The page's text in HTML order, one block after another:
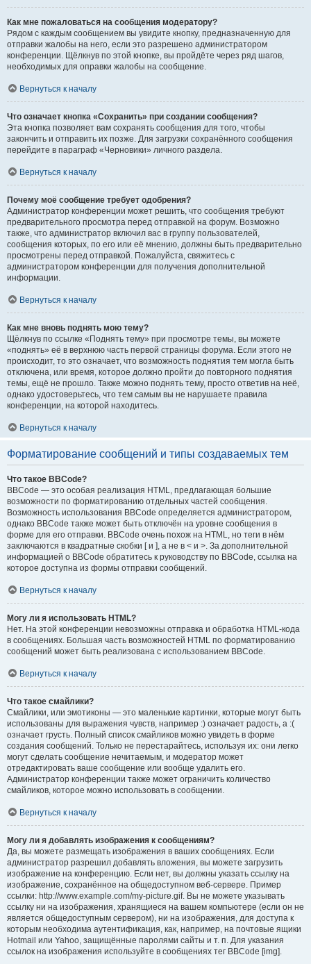
Как мне пожаловаться на сообщения модератору?
Рядом с каждым сообщением вы увидите кнопку, предназначенную для
отправки жалобы на него, если это разрешено администратором
конференции. Щёлкнув по этой кнопке, вы пройдёте через ряд шагов,
необходимых для оправки жалобы на сообщение.
Вернуться к началу
Что означает кнопка «Сохранить» при создании сообщения?
Эта кнопка позволяет вам сохранять сообщения для того, чтобы
закончить и отправить их позже. Для загрузки сохранённого сообщения
перейдите в параграф «Черновики» личного раздела.
Вернуться к началу
Почему моё сообщение требует одобрения?
Администратор конференции может решить, что сообщения требуют
предварительного просмотра перед отправкой на форум. Возможно
также, что администратор включил вас в группу пользователей,
сообщения которых, по его или её мнению, должны быть предварительно
просмотрены перед отправкой. Пожалуйста, свяжитесь с
администратором конференции для получения дополнительной
информации.
Вернуться к началу
Как мне вновь поднять мою тему?
Щёлкнув по ссылке «Поднять тему» при просмотре темы, вы можете
«поднять» её в верхнюю часть первой страницы форума. Если этого не
происходит, то это означает, что возможность поднятия тем могла быть
отключена, или время, которое должно пройти до повторного поднятия
темы, ещё не прошло. Также можно поднять тему, просто ответив на неё,
однако удостоверьтесь, что тем самым вы не нарушаете правила
конференции, на которой находитесь.
Вернуться к началу
Форматирование сообщений и типы создаваемых тем
Что такое BBCode?
BBCode — это особая реализация HTML, предлагающая большие
возможности по форматированию отдельных частей сообщения.
Возможность использования BBCode определяется администратором,
однако BBCode также может быть отключён на уровне сообщения в
форме для его отправки. BBCode очень похож на HTML, но теги в нём
заключаются в квадратные скобки [ и ], а не в < и >. За дополнительной
информацией о BBCode обратитесь к руководству по BBCode, ссылка на
которое доступна из формы отправки сообщений.
Вернуться к началу
Могу ли я использовать HTML?
Нет. На этой конференции невозможны отправка и обработка HTML-кода
в сообщениях. Большая часть возможностей HTML по форматированию
сообщений может быть реализована с использованием BBCode.
Вернуться к началу
Что такое смайлики?
Смайлики, или эмотиконы — это маленькие картинки, которые могут быть
использованы для выражения чувств, например :) означает радость, а :(
означает грусть. Полный список смайликов можно увидеть в форме
создания сообщений. Только не перестарайтесь, используя их: они легко
могут сделать сообщение нечитаемым, и модератор может
отредактировать ваше сообщение или вообще удалить его.
Администратор конференции также может ограничить количество
смайликов, которое можно использовать в сообщении.
Вернуться к началу
Могу ли я добавлять изображения к сообщениям?
Да, вы можете размещать изображения в ваших сообщениях. Если
администратор разрешил добавлять вложения, вы можете загрузить
изображение на конференцию. Если нет, вы должны указать ссылку на
изображение, сохранённое на общедоступном веб-сервере. Пример
ссылки: http://www.example.com/my-picture.gif. Вы не можете указывать
ссылку ни на изображения, хранящиеся на вашем компьютере (если он не
является общедоступным сервером), ни на изображения, для доступа к
которым необходима аутентификация, как, например, на почтовые ящики
Hotmail или Yahoo, защищённые паролями сайты и т. п. Для указания
ссылок на изображения используйте в сообщениях тег BBCode [img].